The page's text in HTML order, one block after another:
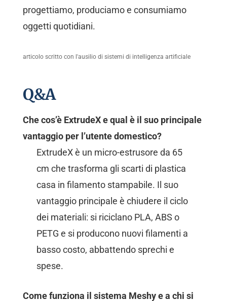
progettiamo, produciamo e consumiamo
oggetti quotidiani.
articolo scritto con l'ausilio di sistemi di intelligenza artificiale
Q&A
Che cos’è ExtrudeX e qual è il suo principale
vantaggio per l’utente domestico?
ExtrudeX è un micro-estrusore da 65
cm che trasforma gli scarti di plastica
casa in filamento stampabile. Il suo
vantaggio principale è chiudere il ciclo
dei materiali: si riciclano PLA, ABS o
PETG e si producono nuovi filamenti a
basso costo, abbattendo sprechi e
spese.
Come funziona il sistema Meshy e a chi si